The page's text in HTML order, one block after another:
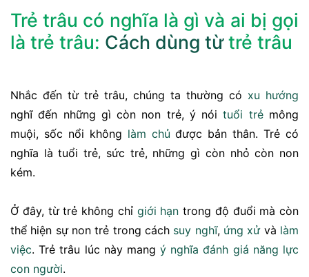
Trẻ trâu có nghĩa là gì và ai bị gọi
là trẻ trâu: Cách dùng từtrẻ trâu
Nhắc đến từ trẻ trâu, chúng ta thường có xu hướng
nghĩ đến những gì còn non trẻ, ý nóituổi trẻmông
muội, sốc nổi không làm chủ được bản thân. Trẻ có
nghĩa là tuổi trẻ, sức trẻ, những gì còn nhỏ còn non
kém.
Ở đây, từ trẻ không chỉ giới hạn trong độ đuổi mà còn
thể hiện sự non trẻ trong cách suy nghĩ, ứng xửvà làm
việc. Trẻ trâu lúc này mangý nghĩa đánh giá năng lực
con người.